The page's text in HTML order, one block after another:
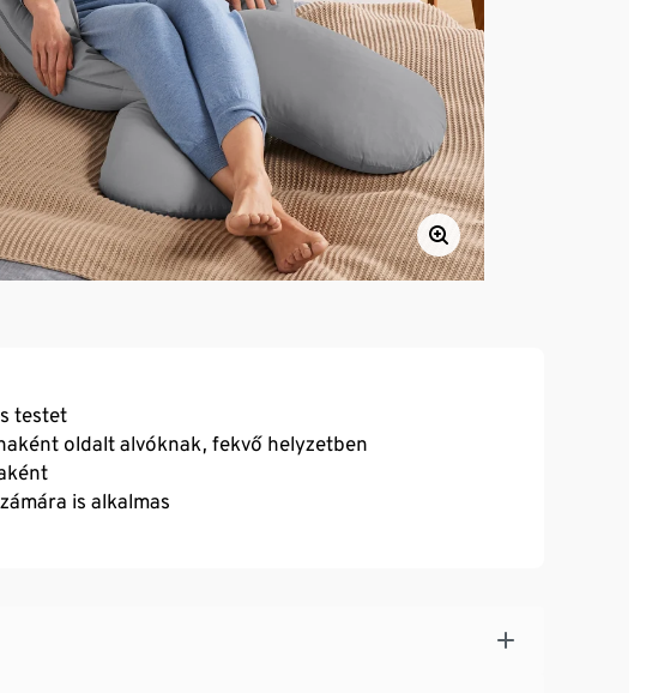
testet
oldalt alvóknak, fekvő helyzetben
is alkalmas